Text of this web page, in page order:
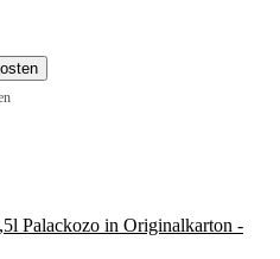
Palackozo in Originalkarton -